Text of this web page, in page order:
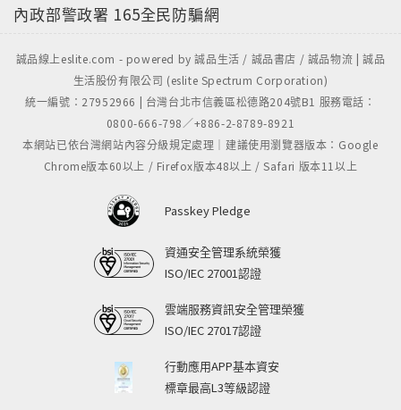
內政部警政署 165全民防騙網
誠品線上eslite.com - powered by 誠品生活 / 誠品書店 / 誠品物流 | 誠品
生活股份有限公司 (eslite Spectrum Corporation)
統一編號：27952966 | 台灣台北市信義區松德路204號B1 服務電話：
0800-666-798／+886-2-8789-8921
本網站已依台灣網站內容分級規定處理｜建議使用瀏覽器版本：Google
Chrome版本60以上 / Firefox版本48以上 / Safari 版本11以上
Passkey Pledge
資通安全管理系統榮獲
ISO/IEC 27001認證
雲端服務資訊安全管理榮獲
ISO/IEC 27017認證
行動應用APP基本資安
標章最高L3等級認證